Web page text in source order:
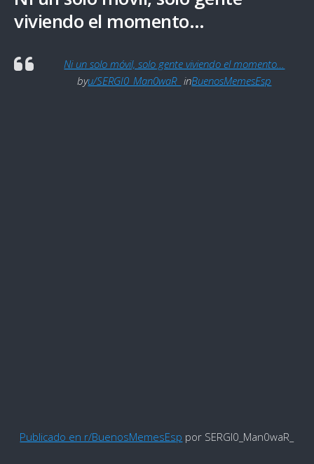
viviendo el momento…
Ni un solo móvil, solo gente viviendo el momento…
byu/SERGI0_Man0waR_ inBuenosMemesEsp
Publicado en r/BuenosMemesEsp por SERGI0_Man0waR_